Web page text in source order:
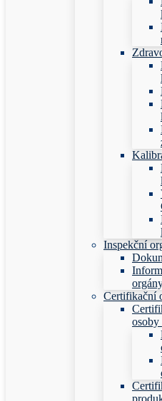
Inspekční
Certifikační
osoby